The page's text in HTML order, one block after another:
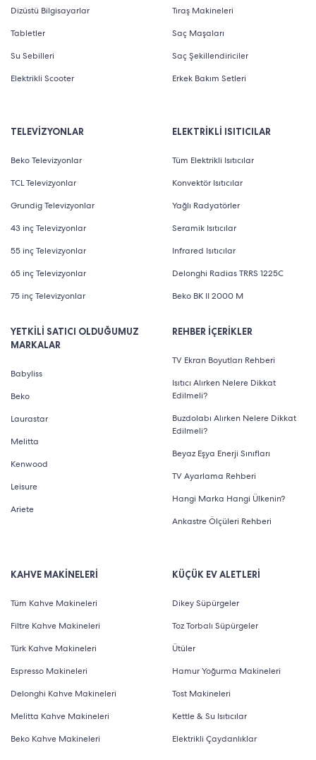
Dizüstü Bilgisayarlar
Tabletler
Su Sebilleri
Elektrikli Scooter
Tıraş Makineleri
Saç Maşaları
Saç Şekillendiriciler
Erkek Bakım Setleri
TELEVİZYONLAR
Beko Televizyonlar
TCL Televizyonlar
Grundig Televizyonlar
43 inç Televizyonlar
55 inç Televizyonlar
65 inç Televizyonlar
75 inç Televizyonlar
YETKİLİ SATICI OLDUĞUMUZ
MARKALAR
Babyliss
Beko
Laurastar
Melitta
Kenwood
Leisure
Ariete
ELEKTRİKLİ ISITICILAR
Tüm Elektrikli Isıtıcılar
Konvektör Isıtıcılar
Yağlı Radyatörler
Seramik Isıtıcılar
Infrared Isıtıcılar
Delonghi Radias TRRS 1225C
Beko BK II 2000 M
REHBER İÇERİKLER
TV Ekran Boyutları Rehberi
Isıtıcı Alırken Nelere Dikkat
Edilmeli?
Buzdolabı Alırken Nelere Dikkat
Edilmeli?
Beyaz Eşya Enerji Sınıfları
TV Ayarlama Rehberi
Hangi Marka Hangi Ülkenin?
Ankastre Ölçüleri Rehberi
KAHVE MAKİNELERİ
Tüm Kahve Makineleri
Filtre Kahve Makineleri
Türk Kahve Makineleri
Espresso Makineleri
Delonghi Kahve Makineleri
Melitta Kahve Makineleri
Beko Kahve Makineleri
KÜÇÜK EV ALETLERİ
Dikey Süpürgeler
Toz Torbalı Süpürgeler
Ütüler
Hamur Yoğurma Makineleri
Tost Makineleri
Kettle & Su Isıtıcılar
Elektrikli Çaydanlıklar